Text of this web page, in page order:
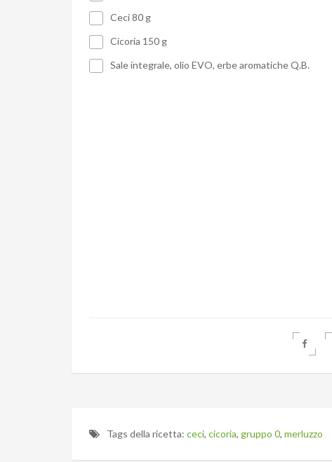
Ceci 80 g
Cicoria 150 g
Sale integrale, olio EVO, erbe aromatiche Q.B.
Tags della ricetta: ceci, cicoria, gruppo 0, merluzzo